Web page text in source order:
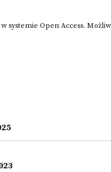
systemie Open Access.